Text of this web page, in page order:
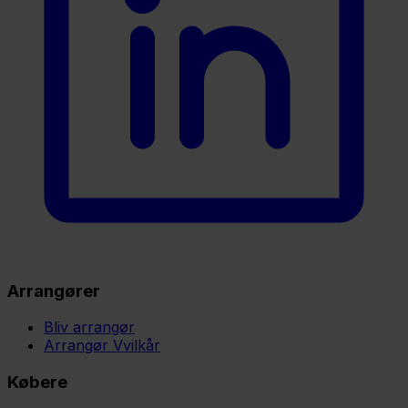
Arrangører
Bliv arrangør
Arrangør Vvilkår
Købere